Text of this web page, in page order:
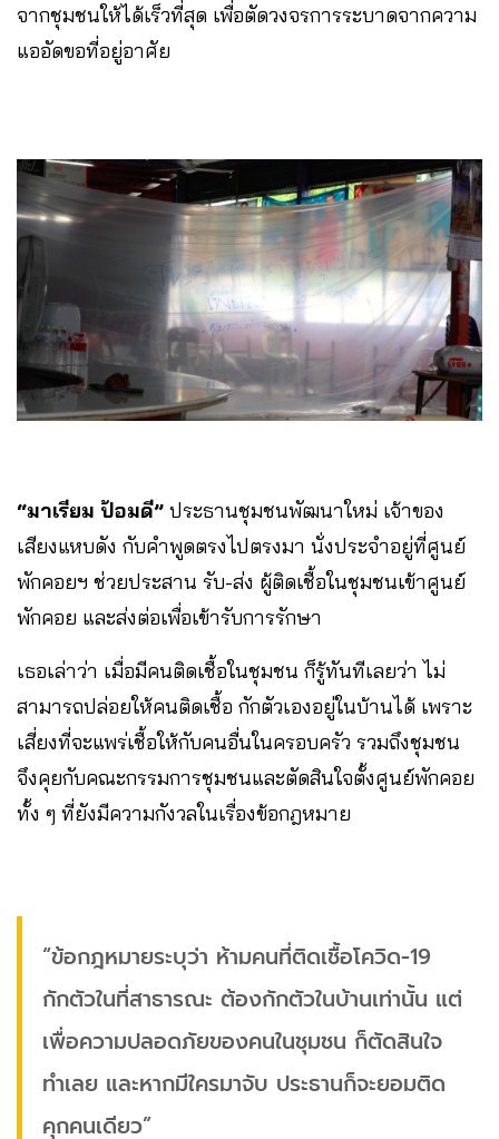
จากชุมชนให้ได้เร็วที่สุด เพื่อตัดวงจรการระบาดจากความ
แออัดขอที่อยู่อาศัย
“มาเรียม ป้อมดี” ประธานชุมชนพัฒนาใหม่ เจ้าของ
เสียงแหบดัง กับคำพูดตรงไปตรงมา นั่งประจำอยู่ที่ศูนย์
พักคอยฯ ช่วยประสาน รับ-ส่ง ผู้ติดเชื้อในชุมชนเข้าศูนย์
พักคอย และส่งต่อเพื่อเข้ารับการรักษา
เธอเล่าว่า เมื่อมีคนติดเชื้อในชุมชน ก็รู้ทันทีเลยว่า ไม่
สามารถปล่อยให้คนติดเชื้อ กักตัวเองอยู่ในบ้านได้ เพราะ
เสี่ยงที่จะแพร่เชื้อให้กับคนอื่นในครอบครัว รวมถึงชุมชน
จึงคุยกับคณะกรรมการชุมชนและตัดสินใจตั้งศูนย์พักคอย
ทั้ง ๆ ที่ยังมีความกังวลในเรื่องข้อกฎหมาย
“ข้อกฎหมายระบุว่า ห้ามคนที่ติดเชื้อโควิด-19
กักตัวในที่สาธารณะ ต้องกักตัวในบ้านเท่านั้น แต่
เพื่อความปลอดภัยของคนในชุมชน ก็ตัดสินใจ
ทำเลย และหากมีใครมาจับ ประธานก็จะยอมติด
คุกคนเดียว”